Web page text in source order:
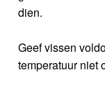
dien.
Geef vissen
temperatuur niet